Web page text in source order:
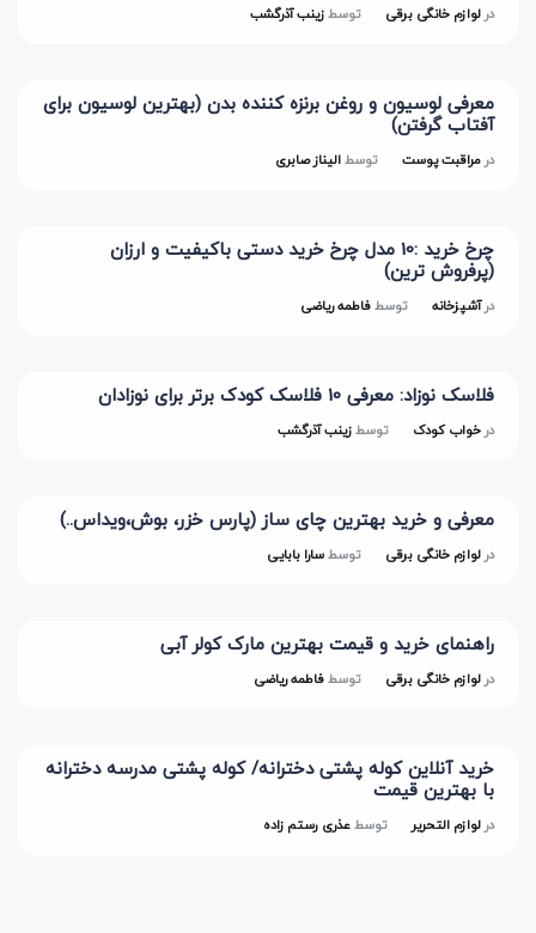
در لوازم خانگی برقی توسطزینب آذرگشب
معرفی لوسیون و روغن برنزه کننده بدن (بهترین لوسیون برای
آفتاب گرفتن)
در مراقبت پوست توسطالیناز صابری
چرخ خرید :10 مدل چرخ خرید دستی باکیفیت و ارزان
(پرفروش ترین)
درآشپزخانه توسطفاطمه ریاضی
فلاسک نوزاد: معرفی 10 فلاسک کودک برتر برای نوزادان
در خواب کودک توسطزینب آذرگشب
معرفی و خرید بهترین چای ساز (پارس خزر، بوش،ویداس..)
در لوازم خانگی برقی توسطسارا بابایی
راهنمای خرید و قیمت بهترین مارک کولر آبی
در لوازم خانگی برقی توسطفاطمه ریاضی
خرید آنلاین کوله پشتی دخترانه/ کوله پشتی مدرسه دخترانه
با بهترین قیمت
در لوازم التحریر توسطعذری رستم زاده